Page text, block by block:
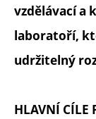
vzdělávací a
laboratoří,
udržitelný
HLAVNÍ CÍLE